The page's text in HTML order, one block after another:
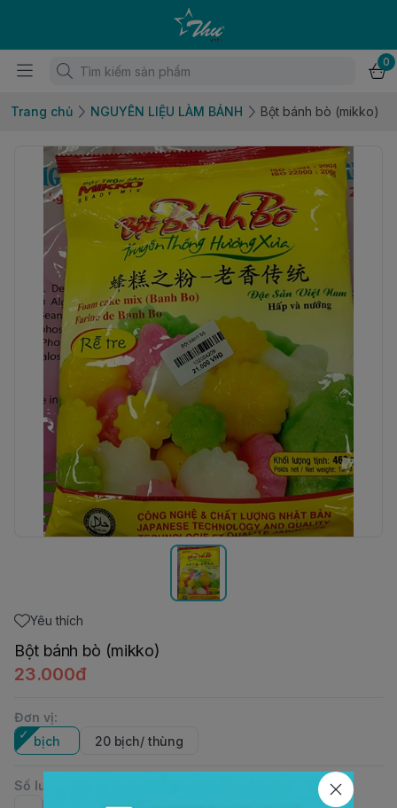
0
Trang chủ NGUYÊN LIỆU LÀM BÁNH Bột bánh bò (mikko)
Yêu thích
Bột bánh bò (mikko)
23.000đ
Đơn vị:
bịch
20 bịch/ thùng
Số lượng